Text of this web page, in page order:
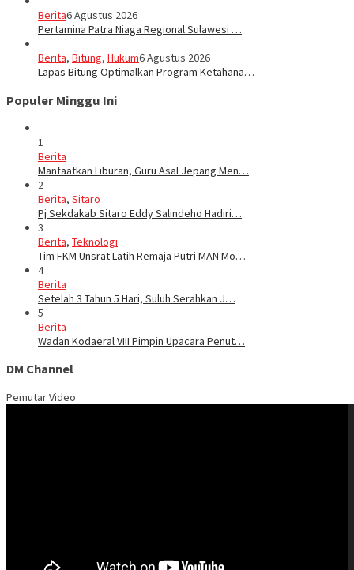
Berita6 Agustus 2026
Pertamina Patra Niaga Regional Sulawesi …
Berita, Bitung, Hukum6 Agustus 2026
Lapas Bitung Optimalkan Program Ketahana…
Populer Minggu Ini
1
Berita
Manfaatkan Liburan, Guru Asal Jepang Men…
2
Berita, Sitaro
Pj Sekdakab Sitaro Eddy Salindeho Hadiri…
3
Berita, Teknologi
Tim FKM Unsrat Latih Remaja Putri MAN Mo…
4
Berita
Setelah 3 Tahun 5 Hari, Suluh Serahkan J…
5
Berita
Wadan Kodaeral VIII Pimpin Upacara Penut…
DM Channel
Pemutar Video